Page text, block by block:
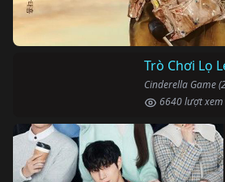
Trò Chơi Lọ
Cinderella Game
6640 lượt xem